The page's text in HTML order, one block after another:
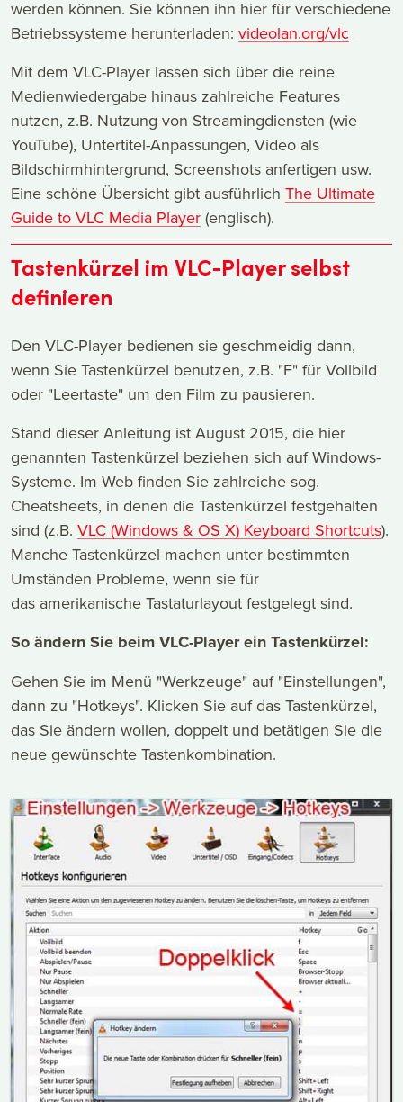
werden können. Sie können ihn hier für verschiedene
Betriebssysteme herunterladen: videolan.org/vlc
Mit dem VLC-Player lassen sich über die reine
Medienwiedergabe hinaus zahlreiche Features
nutzen, z.B. Nutzung von Streamingdiensten (wie
YouTube), Untertitel-Anpassungen, Video als
Bildschirmhintergrund, Screenshots anfertigen usw.
Eine schöne Übersicht gibt ausführlich The Ultimate
Guide to VLC Media Player (englisch).
Tastenkürzel im VLC-Player selbst
definieren
Den VLC-Player bedienen sie geschmeidig dann,
wenn Sie Tastenkürzel benutzen, z.B. "F" für Vollbild
oder "Leertaste" um den Film zu pausieren.
Stand dieser Anleitung ist August 2015, die hier
genannten Tastenkürzel beziehen sich auf Windows-
Systeme. Im Web finden Sie zahlreiche sog.
Cheatsheets, in denen die Tastenkürzel festgehalten
sind (z.B. VLC (Windows & OS X) Keyboard Shortcuts).
Manche Tastenkürzel machen unter bestimmten
Umständen Probleme, wenn sie für
das amerikanische Tastaturlayout festgelegt sind.
So ändern Sie beim VLC-Player ein Tastenkürzel:
Gehen Sie im Menü "Werkzeuge" auf "Einstellungen",
dann zu "Hotkeys". Klicken Sie auf das Tastenkürzel,
das Sie ändern wollen, doppelt und betätigen Sie die
neue gewünschte Tastenkombination.